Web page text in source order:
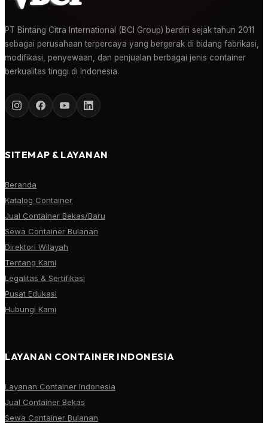
PT Bintang Citra International (BCI Group) berdiri sejak tahun 2011
sebagai perusahaan terpercaya yang bergerak di bidang fabrikasi,
modifikasi, penyewaan, dan penjualan berbagai jenis container
berkualitas tinggi di Indonesia.
SITEMAP & LAYANAN
Beranda
Katalog Container
Jual Container Bekas/Baru
Sewa Container Bulanan
Direktori Wilayah
Tentang Kami
Legalitas & Sertifikasi
Pusat Edukasi
Hubungi Kami
LAYANAN CONTAINER INDONESIA
Layanan Container Indonesia
Jual Container Bekas
Sewa Container Bulanan